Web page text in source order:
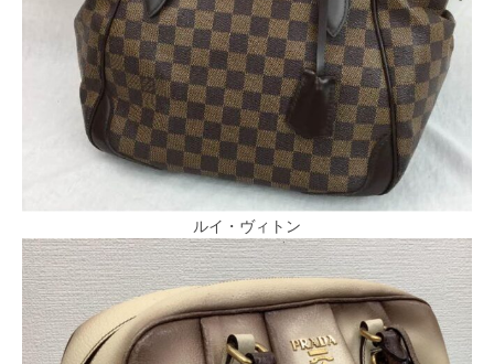
ルイ・ヴィトン